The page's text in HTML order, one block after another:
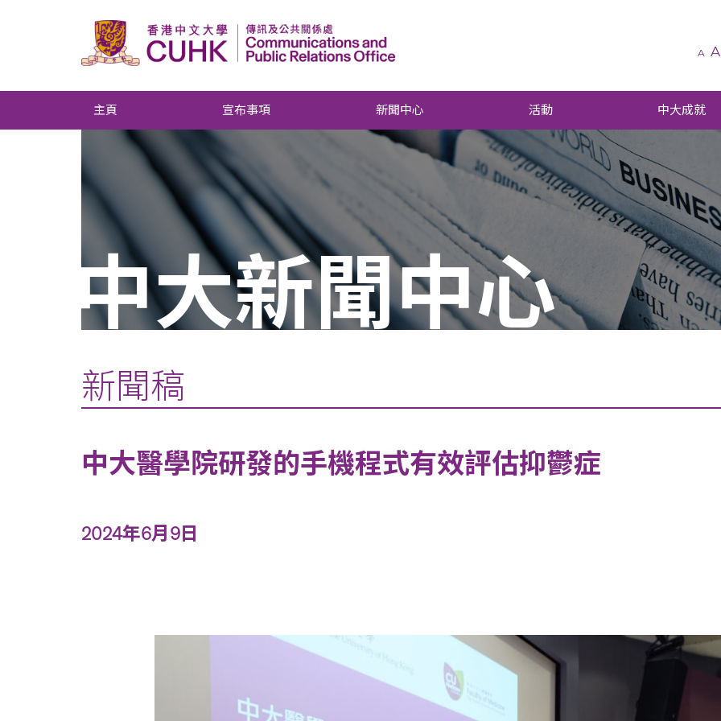
A A
主頁 宣布事項 新聞中心 活動 中大成就
中大新聞中心
新聞稿
中大醫學院研發的手機程式有效評估抑鬱症
2024年6月9日